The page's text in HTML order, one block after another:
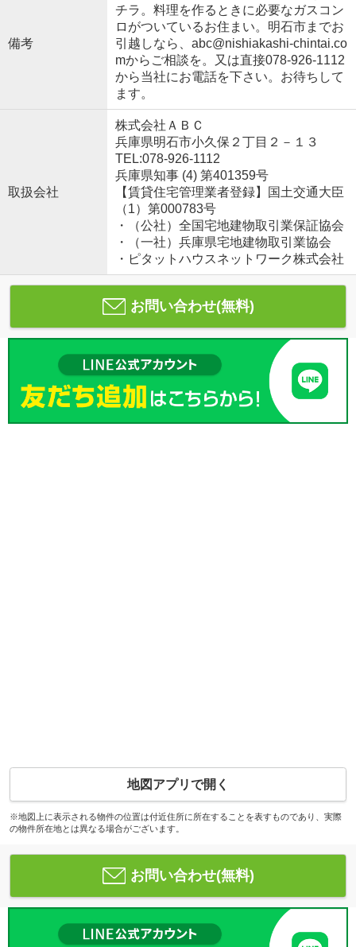
備考
チラ。料理を作るときに必要なガスコン
ロがついているお住まい。明石市までお
引越しなら、abc@nishiakashi-chintai.co
mからご相談を。又は直接078-926-1112
から当社にお電話を下さい。お待ちして
ます。
取扱会社
株式会社ＡＢＣ
兵庫県明石市小久保２丁目２－１３
TEL:078-926-1112
兵庫県知事 (4) 第401359号
【賃貸住宅管理業者登録】国土交通大臣
（1）第000783号
・（公社）全国宅地建物取引業保証協会
・（一社）兵庫県宅地建物取引業協会
・ピタットハウスネットワーク株式会社
お問い合わせ(無料)
地図アプリで開く
※地図上に表示される物件の位置は付近住所に所在することを表すものであり、実際
の物件所在地とは異なる場合がございます。
お問い合わせ(無料)